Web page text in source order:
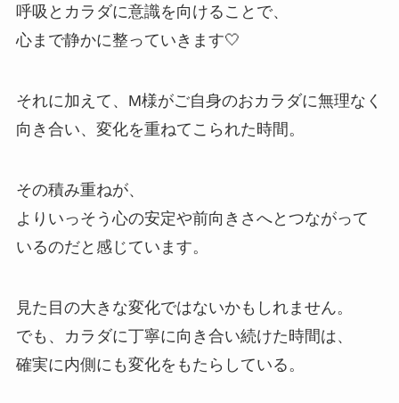
呼吸とカラダに意識を向けることで、
心まで静かに整っていきます🤍
それに加えて、M様がご自身のおカラダに無理なく
向き合い、変化を重ねてこられた時間。
その積み重ねが、
よりいっそう心の安定や前向きさへとつながって
いるのだと感じています。
見た目の大きな変化ではないかもしれません。
でも、カラダに丁寧に向き合い続けた時間は、
確実に内側にも変化をもたらしている。